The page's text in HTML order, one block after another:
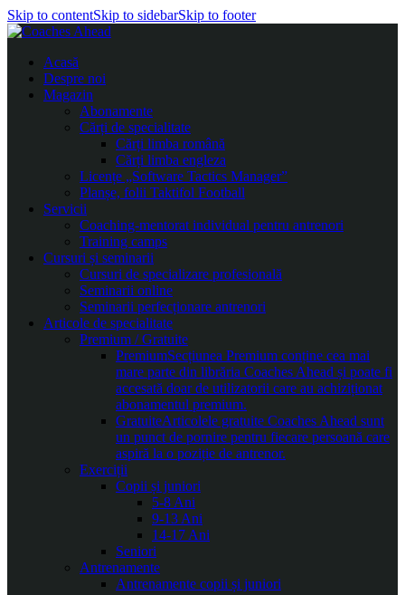
Skip to contentSkip to sidebarSkip to footer
Acasă
Despre noi
Magazin
Abonamente
Cărți de specialitate
Cărți limba română
Cărți limba engleza
Licențe „Software Tactics Manager”
Planșe, folii Taktifol Football
Servicii
Coaching-mentorat individual pentru antrenori
Training camps
Cursuri și seminarii
Cursuri de specializare profesională
Seminarii online
Seminarii perfecționare antrenori
Articole de specialitate
Premium / Gratuite
PremiumSecțiunea Premium conține cea mai
mare parte din librăria Coaches Ahead și poate fi
accesată doar de utilizatorii care au achiziționat
abonamentul premium.
GratuiteArticolele gratuite Coaches Ahead sunt
un punct de pornire pentru fiecare persoană care
aspiră la o poziție de antrenor.
Exerciții
Copii și juniori
5-8 Ani
9-13 Ani
14-17 Ani
Seniori
Antrenamente
Antrenamente copii și juniori